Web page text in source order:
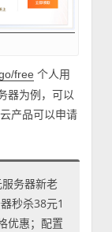
free 个人用
器为例，可以
产品可以申请
务器新老
秒杀38元1
优惠；配置